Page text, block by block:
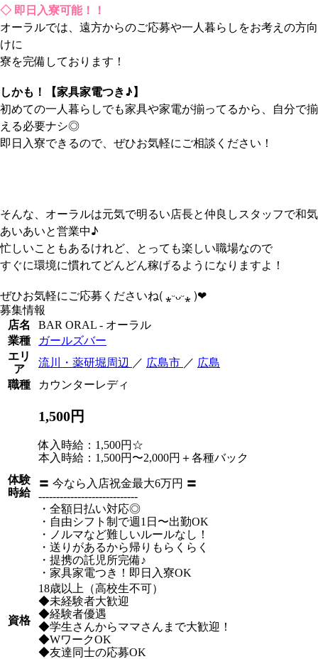
◇ 即日入寮可能！！
オーラルでは、遠方からのご応募や一人暮らしをお考えの方向
けに
寮を完備しております！
しかも！【家具家電つき♪】
初めての一人暮らしでも家具や家電が揃ってるから、自分で揃
える必要ナシ◎
即日入寮できるので、ぜひお気軽にご相談ください！
そんな、オーラルは元気で明るい店長と仲良しスタッフで和気
あいあいと営業中♪
忙しいこともあるけれど、とっても楽しい職場なので
すぐに環境に慣れてどんどん稼げるようになりますよ！
ぜひお気軽にご応募くださいね( ⁎ᵕᴗᵕ⁎ )❤︎
募集情報
店名
BAR ORAL - オーラル
業種
ガールズバー
エリ
ア
流川・薬研堀周辺 ／ 広島市 ／ 広島
職種
カウンターレディ
体験
時給
1,500円
体入時給：1,500円☆
本入時給：1,500円〜2,000円＋各種バック
〓 今なら入店祝金最大6万円 〓
----------------------------
・全額日払い対応◎
・自由シフト制で週1日〜出勤OK
・ノルマなど難しいルールなし！
・送りがあるから帰りもらくらく
・提携の託児所完備♪
・家具家電つき！即日入寮OK
資格
18歳以上（高校生不可）
◆未経験者大歓迎
◆経験者優遇
◆学生さんからママさんまで大歓迎！
◆WワークOK
◆友達同士の応募OK